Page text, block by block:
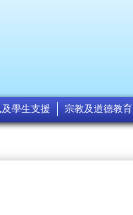
學生支援 宗教及道德教育